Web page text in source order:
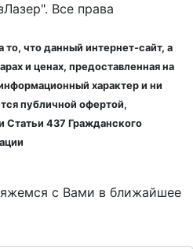
Все права
что данный интернет-сайт, а
и ценах, предоставленная на
характер и ни
публичной офертой,
437 Гражданского
с Вами в ближайшее